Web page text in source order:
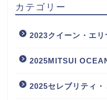
カテゴリー
2023クイーン・エリ
2025MITSUI
2025セレブリティ・